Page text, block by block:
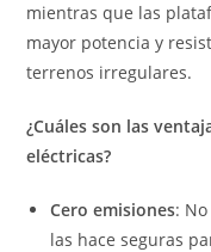
mientras que las
mayor potencia y
terrenos irregulares.
¿Cuáles son las
eléctricas?
Cero emisiones:
las hace seguras